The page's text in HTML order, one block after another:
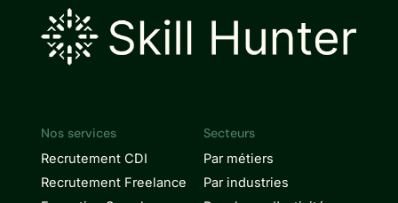
Nos services
Recrutement CDI
Recrutement Freelance
Secteurs
Par métiers
Par industries